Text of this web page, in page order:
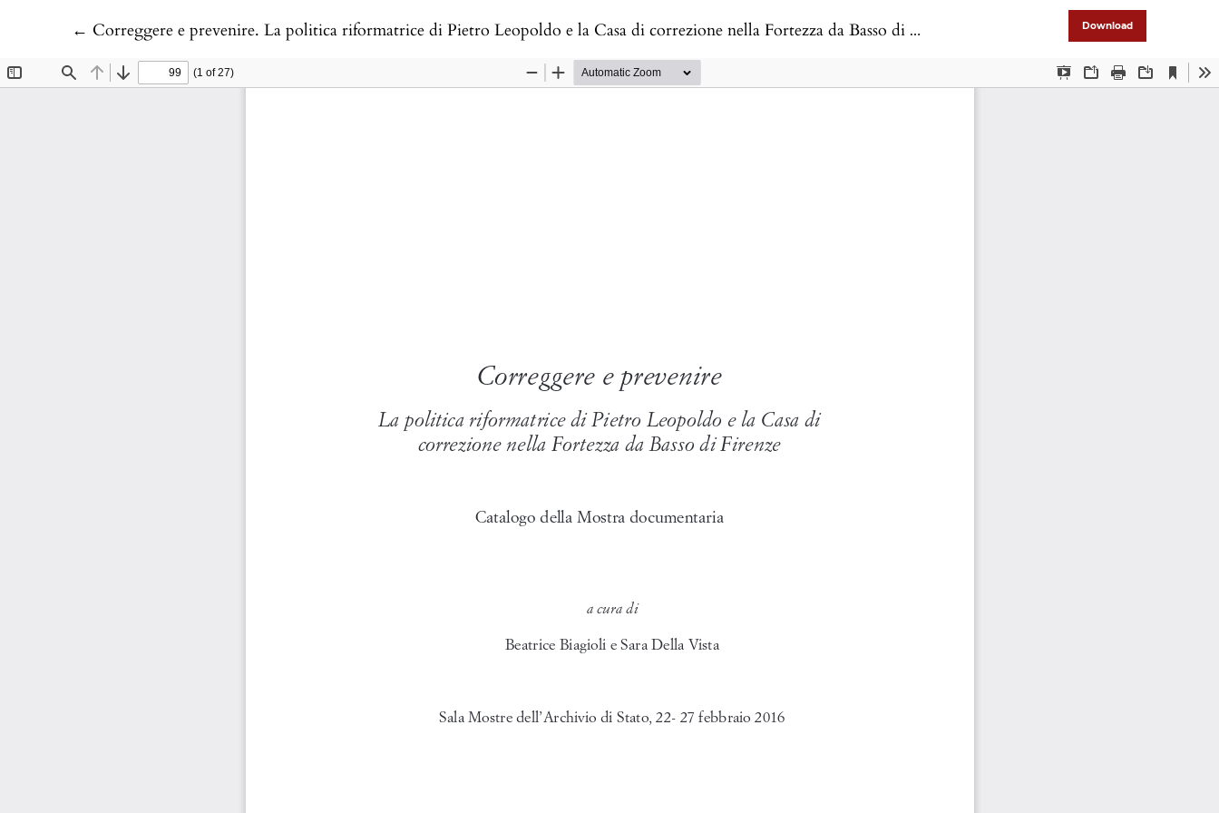
← Return to Article Details
Correggere e prevenire. La politica riformatrice di Pietro Leopoldo e la Casa di correzione nella Fortezza da Basso di Firenze. Catalogo della Mostra documentaria Download